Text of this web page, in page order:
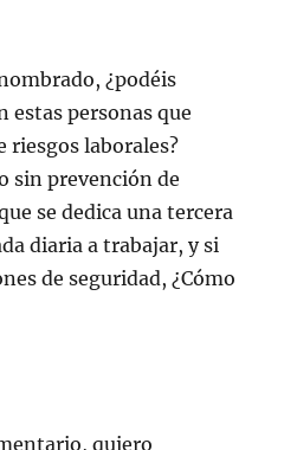
¿podéis
estas personas que
riesgos laborales?
sin prevención de
se dedica una tercera
diaria a trabajar, y si
de seguridad, ¿Cómo
quiero